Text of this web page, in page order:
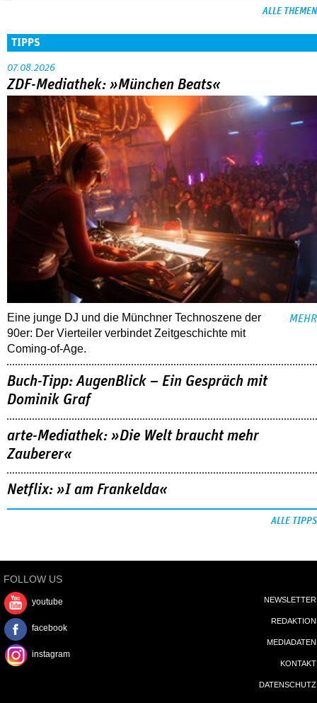
ALLE THEMEN
TIPPS
07.08.2026
ZDF-Mediathek: »München Beats«
Eine junge DJ und die Münchner Technoszene der
90er: Der Vierteiler verbindet Zeitgeschichte mit
Coming-of-Age.
MEHR
Buch-Tipp: AugenBlick – Ein Gespräch mit
Dominik Graf
arte-Mediathek: »Die Welt braucht mehr
Zauberer«
Netflix: »I am Frankelda«
ALLE TIPPS
FOLLOW US
youtube
facebook
instagram
NEWSLETTER
REDAKTION
MEDIADATEN
KONTAKT
DATENSCHUTZ